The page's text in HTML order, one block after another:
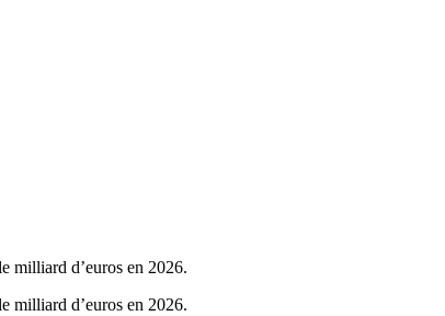
milliard d’euros en 2026.
milliard d’euros en 2026.